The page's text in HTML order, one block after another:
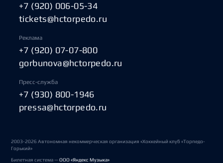
+7 (920) 006-05-34
tickets@hctorpedo.ru
Реклама
+7 (920) 07-07-800
gorbunova@hctorpedo.ru
Пресс-служба
+7 (930) 800-1946
pressa@hctorpedo.ru
2003-2026 Автономная некоммерческая организация «Хоккейный клуб «Торпедо-
Горький»
Билетная система —ООО «Яндекс Музыка»